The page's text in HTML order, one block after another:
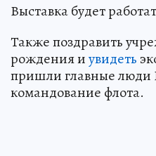
Выставка будет
Также поздравить
рождения иувидеть
пришли главные люди
командование флота.